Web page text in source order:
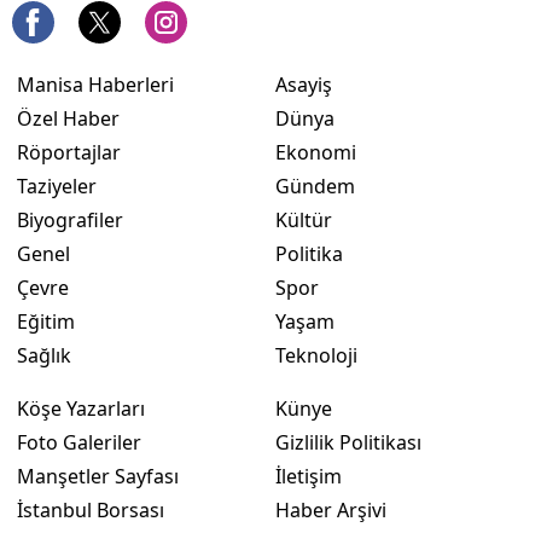
Manisa Haberleri
Özel Haber
Röportajlar
Taziyeler
Biyografiler
Genel
Çevre
Eğitim
Sağlık
Asayiş
Dünya
Ekonomi
Gündem
Kültür
Politika
Spor
Yaşam
Teknoloji
Köşe Yazarları
Foto Galeriler
Manşetler Sayfası
İstanbul Borsası
Künye
Gizlilik Politikası
İletişim
Haber Arşivi